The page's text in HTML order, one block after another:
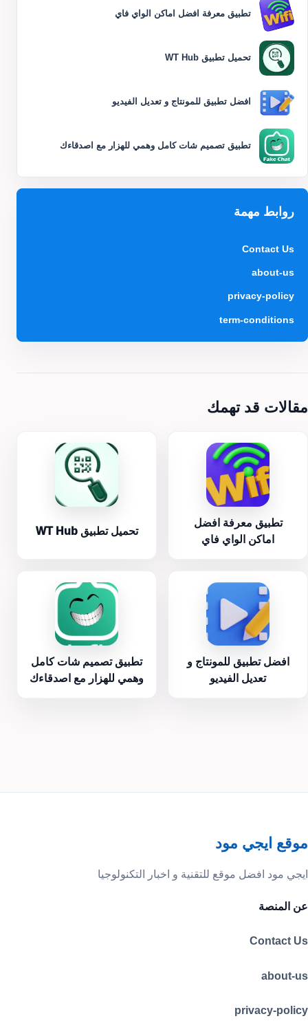
تطبيق معرفة افضل اماكن الواي فاي
تحميل تطبيق WT Hub
افضل تطبيق للمونتاج و تعديل الفيديو
تطبيق تصميم شات كامل وهمي للهزار مع اصدقاءك
روابط مهمة
Contact Us
about-us
privacy-policy
term-conditions
مقالات قد تهمك
تطبيق معرفة افضل
اماكن الواي فاي
تحميل تطبيق WT Hub
افضل تطبيق للمونتاج و
تعديل الفيديو
تطبيق تصميم شات كامل
وهمي للهزار مع اصدقاءك
موقع ايجي مود
ايجي مود افضل موقع للتقنية و اخبار التكنولوجيا
عن المنصة
Contact Us
about-us
privacy-policy